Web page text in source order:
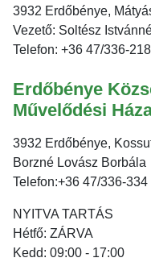
3932 Erdőbénye,
Vezető: Soltész
Telefon: +36 47/336-218
Erdőbénye
Művelődési
3932 Erdőbénye,
Borzné Lovász Borbála
Telefon:+36 47/336-334
NYITVA TARTÁS
Hétfő: ZÁRVA
Kedd: 09:00 - 17:00